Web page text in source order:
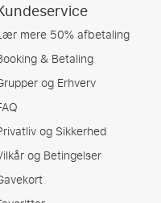
mere 50% afbetaling
& Betaling
og Erhverv
og Sikkerhed
og Betingelser